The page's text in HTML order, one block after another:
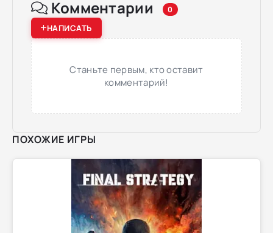
Комментарии 0
НАПИСАТЬ
Станьте первым, кто оставит
комментарий!
ПОХОЖИЕ ИГРЫ